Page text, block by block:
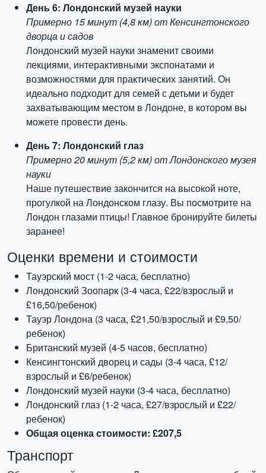
День 6: Лондонский музей науки
Примерно 15 минут (4,8 км) от Кенсингтонского
дворца и садов
Лондонский музей науки знаменит своими
лекциями, интерактивными экспонатами и
возможностями для практических занятий. Он
идеально подходит для семей с детьми и будет
захватывающим местом в Лондоне, в котором вы
можете провести день.
День 7: Лондонский глаз
Примерно 20 минут (5,2 км) от Лондонского музея
науки
Наше путешествие закончится на высокой ноте,
прогулкой на Лондонском глазу. Вы посмотрите на
Лондон глазами птицы! Главное бронируйте билеты
заранее!
Оценки времени и стоимости
Тауэрский мост (1-2 часа, бесплатно)
Лондонский Зоопарк (3-4 часа, £22/взрослый и
£16,50/ребенок)
Тауэр Лондона (3 часа, £21,50/взрослый и £9,50/
ребенок)
Британский музей (4-5 часов, бесплатно)
Кенсингтонский дворец и сады (3-4 часа, £12/
взрослый и £6/ребенок)
Лондонский музей науки (3-4 часа, бесплатно)
Лондонский глаз (1-2 часа, £27/взрослый и £22/
ребенок)
Общая оценка стоимости: £207,5
Транспорт